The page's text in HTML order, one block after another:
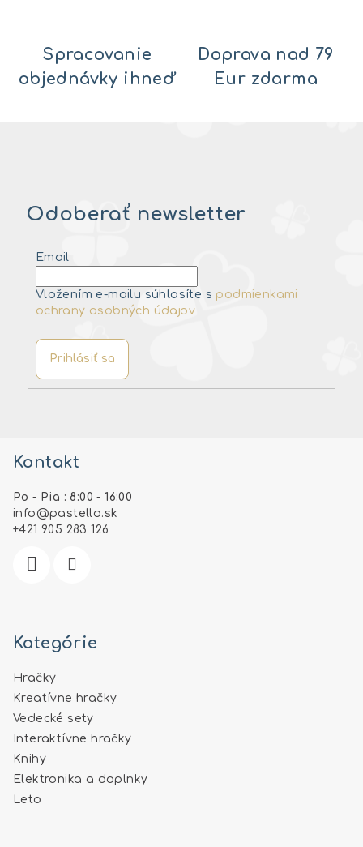
Spracovanie
objednávky ihneď
Doprava nad 79
Eur zdarma
Odoberať newsletter
Email
Vložením e-mailu súhlasíte s podmienkami
ochrany osobných údajov
Prihlásiť sa
Kontakt
Po - Pia : 8:00 - 16:00
info @pastello.sk
+421 905 283 126
Kategórie
Hračky
Kreatívne hračky
Vedecké sety
Interaktívne hračky
Knihy
Elektronika a doplnky
Leto